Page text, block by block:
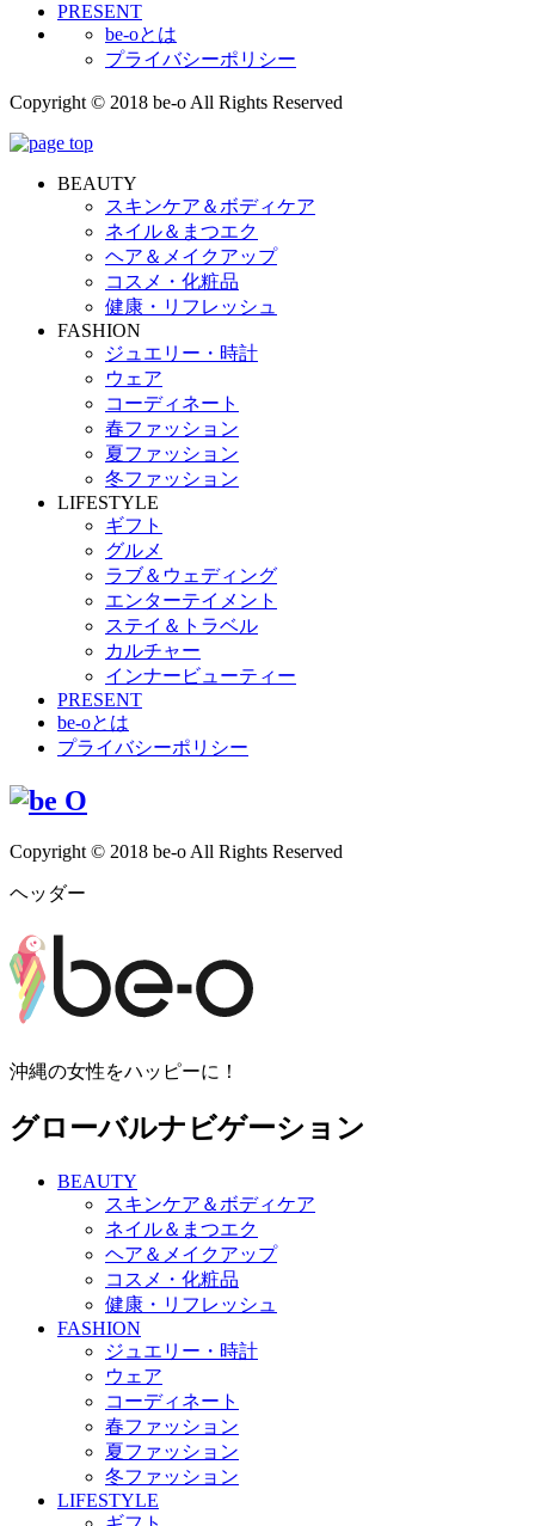
PRESENT
be-oとは
プライバシーポリシー
Copyright © 2018 be-o All Rights Reserved
BEAUTY
スキンケア＆ボディケア
ネイル＆まつエク
ヘア＆メイクアップ
コスメ・化粧品
健康・リフレッシュ
FASHION
ジュエリー・時計
ウェア
コーディネート
春ファッション
夏ファッション
冬ファッション
LIFESTYLE
ギフト
グルメ
ラブ＆ウェディング
エンターテイメント
ステイ＆トラベル
カルチャー
インナービューティー
PRESENT
be-oとは
プライバシーポリシー
Copyright © 2018 be-o All Rights Reserved
ヘッダー
沖縄の女性をハッピーに！
グローバルナビゲーション
BEAUTY
スキンケア＆ボディケア
ネイル＆まつエク
ヘア＆メイクアップ
コスメ・化粧品
健康・リフレッシュ
FASHION
ジュエリー・時計
ウェア
コーディネート
春ファッション
夏ファッション
冬ファッション
LIFESTYLE